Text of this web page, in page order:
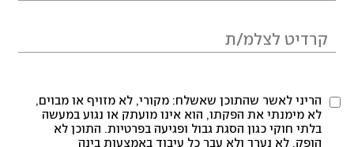
הריני לאשר שהתוכן שאשלח: מקורי, לא מזויף או מבוים,
לא מימנתי את הפקתו, הוא אינו מועתק או נגוע במעשה
בלתי חוקי כגון הסגת גבול ופגיעה בפרטיות. התוכן לא
הופק, לא נערך ולא עבר כל עיבוד באמצעות בינה